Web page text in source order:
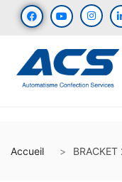
Accueil